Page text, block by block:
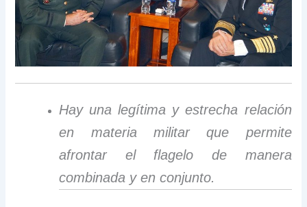
Hay una legítima y estrecha relación
en materia militar que permite
afrontar el flagelo de manera
combinada y en conjunto.